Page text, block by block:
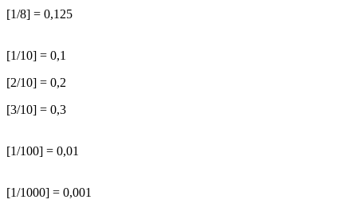
[1/8] = 0,125
[1/10] = 0,1
[2/10] = 0,2
[3/10] = 0,3
[1/100] = 0,01
[1/1000] = 0,001